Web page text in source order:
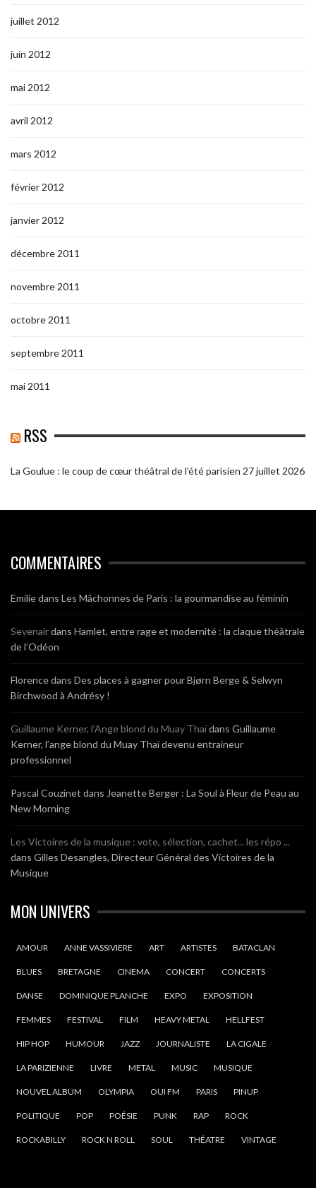
juillet 2012
juin 2012
mai 2012
avril 2012
mars 2012
février 2012
janvier 2012
décembre 2011
novembre 2011
octobre 2011
septembre 2011
mai 2011
RSS
La Goulue : le coup de cœur théâtral de l’été parisien 27 juillet 2026
COMMENTAIRES
Emiliedans Les Mâchonnes de Paris : la gourmandise au féminin
Sevenairdans Hamlet, entre rage et modernité : la claque théâtrale
de l’Odéon
Florencedans Des places à gagner pour Bjørn Berge & Selwyn
Birchwood à Andrésy !
Guillaume Kerner, l’Ange blond du Muay Thaïdans Guillaume
Kerner, l’ange blond du Muay Thaï devenu entraineur
professionnel
Pascal Couzinet dans Jeanette Berger : La Soul à Fleur de Peau au
New Morning
Les Victoires de la musique : vote, sélection, cachet... les répo ...
dans Gilles Desangles, Directeur Général des Victoires de la
Musique
MON UNIVERS
AMOUR ANNE VASSIVIERE ART ARTISTES BATACLAN
BLUES BRETAGNE CINEMA CONCERT CONCERTS
DANSE DOMINIQUE PLANCHE EXPO EXPOSITION
FEMMES FESTIVAL FILM HEAVY METAL HELLFEST
HIP HOP HUMOUR JAZZ JOURNALISTE LA CIGALE
LA PARIZIENNE LIVRE METAL MUSIC MUSIQUE
NOUVEL ALBUM OLYMPIA OUI FM PARIS PINUP
POLITIQUE POP POÉSIE PUNK RAP ROCK
ROCKABILLY ROCK N ROLL SOUL THÉATRE VINTAGE